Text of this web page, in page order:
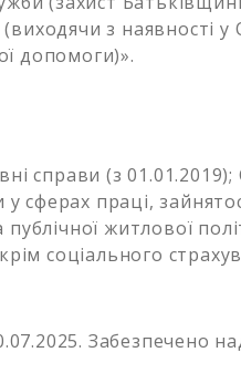
з наявності у
допомоги)».
справи (з 01.01.2019);
у сферах праці,
житлової
соціального
Забезпечено